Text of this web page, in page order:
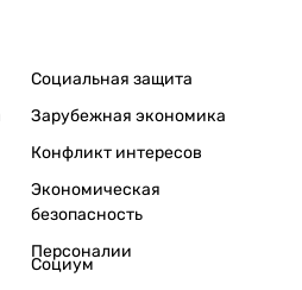
Социальная защита
Зарубежная экономика
Конфликт интересов
Экономическая
безопасность
Персоналии
Социум